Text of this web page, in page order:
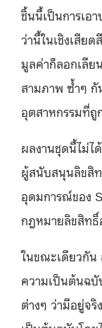
ชิ้นนี้เป็นการเอ
ว่านี้ในเชิงเสีย
มูลค่าก็ลอกเลีย
สามภาพ ซ้ำๆ กั
อุตสาหกรรมที่ถู
ผลงานชุดนี้ไม่ไ
ผู้สนับสนุนลิขสิ
อุดมการณ์ของ
กฎหมายลิขสิทธิ์
ในขณะเดียวกัน
ความเป็นต้นฉบั
ต่างๆ ว่ามีอยู่จ